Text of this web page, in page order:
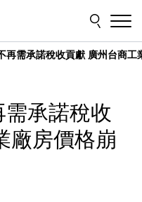
再需承諾稅收貢獻 廣州台商工
承諾稅收
廠房價格崩